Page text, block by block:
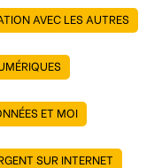
AVEC LES AUTRES
ET MOI
SUR INTERNET